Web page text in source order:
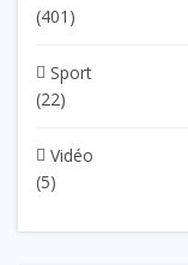
(401)
Sport
(22)
Vidéo
(5)